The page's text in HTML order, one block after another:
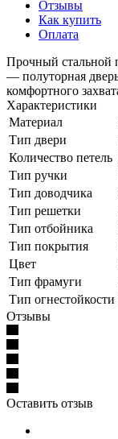
Отзывы
Как купить
Оплата
Прочный стальной
— полуторная
комфортного
Характеристики
Материал
Тип двери
Количество петель
Тип ручки
Тип доводчика
Тип решетки
Тип отбойника
Тип покрытия
Цвет
Тип фрамуги
Тип огнестойкости
Отзывы
Оставить отзыв